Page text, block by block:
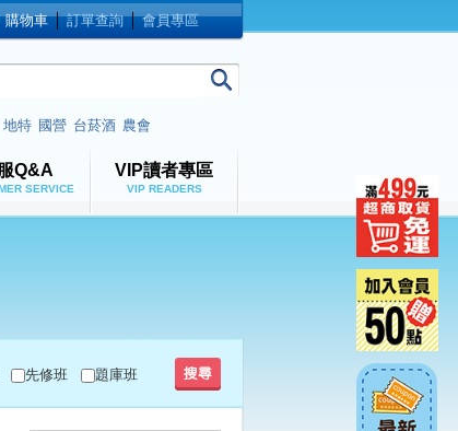
購物車 │訂單查詢 │會員專區
地特 國營 台菸酒 農會
Q&A
SERVICE
VIP讀者專區
VIP READERS
先修班 題庫班